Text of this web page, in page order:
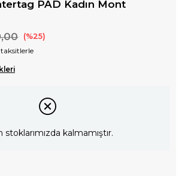
PAD Kadın Mont
25
stoklarımızda kalmamıştır.